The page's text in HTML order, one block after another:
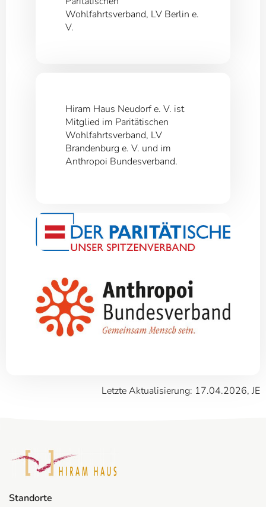
Wohlfahrtsverband, LV Berlin e.
V.
Hiram Haus Neudorf e. V. ist
Mitglied im Paritätischen
Wohlfahrtsverband, LV
Brandenburg e. V. und im
Anthropoi Bundesverband.
Letzte Aktualisierung: 17.04.2026, JE
Standorte